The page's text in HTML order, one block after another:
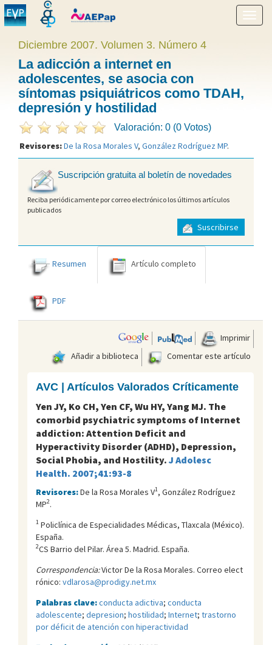
menú
Diciembre 2007. Volumen 3. Número 4
La adicción a internet en
adolescentes, se asocia con
síntomas psiquiátricos como TDAH,
depresión y hostilidad
Valoración: 0 (0 Votos)
Revisores:De la Rosa Morales V, González Rodríguez MP.
Suscripción gratuita al boletín de novedades
Reciba periódicamente por correo electrónico los últimos artículos
publicados
Suscribirse
Resumen Artículo completo
PDF
Imprimir
Añadir a biblioteca
Comentar este artículo
AVC | Artículos Valorados Críticamente
Yen JY, Ko CH, Yen CF, Wu HY, Yang MJ. The
comorbid psychiatric symptoms of Internet
addiction: Attention Deficit and
Hyperactivity Disorder (ADHD), Depression,
Social Phobia, and Hostility. J Adolesc
Health. 2007;41:93-8
Revisores:De la Rosa Morales V1, González Rodríguez
MP2.
1 Policlí­nica de Especialidades Médicas, Tlaxcala (México).
España.
2CS Barrio del Pilar. Área 5. Madrid. España.
Correspondencia:Victor De la Rosa Morales. Correo elect
rónico: vdlarosa@prodigy.net.mx
Palabras clave:conducta adictiva; conducta
adolescente; depresion; hostilidad; Internet; trastorno
por déficit de atención con hiperactividad